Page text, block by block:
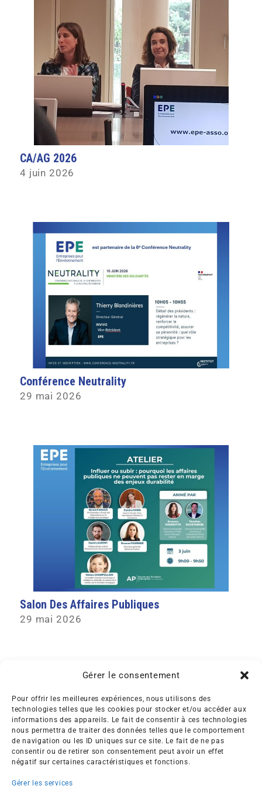
Gérer le consentement
Pour offrir les meilleures expériences, nous utilisons des
technologies telles que les cookies pour stocker et/ou accéder aux
informations des appareils. Le fait de consentir à ces technologies
nous permettra de traiter des données telles que le comportement
de navigation ou les ID uniques sur ce site. Le fait de ne pas
consentir ou de retirer son consentement peut avoir un effet
négatif sur certaines caractéristiques et fonctions.
Gérer les services
CA/AG 2026
4 juin 2026
Conférence Neutrality
29 mai 2026
Salon Des Affaires Publiques
29 mai 2026
Créée en 1992, l’association française des Entreprises pour
l’Environnement (EPE) rassemble une soixantaine de grandes
entreprises françaises et internationales de tous les secteurs